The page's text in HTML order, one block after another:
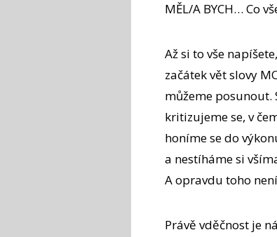
MĚL/A BYCH… Co
Až si to vše
začátek vět slovy
můžeme posunout.
kritizujeme se, v
honíme se do
a nestíháme si
A opravdu toho
Právě vděčnost je